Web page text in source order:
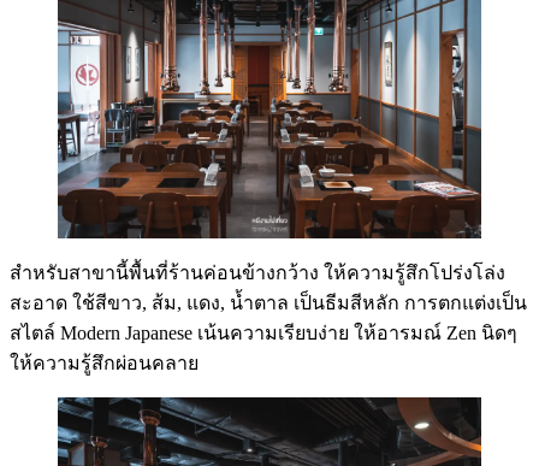
สำหรับสาขานี้พื้นที่ร้านค่อนข้างกว้าง ให้ความรู้สึกโปร่งโล่ง
สะอาด ใช้สีขาว, ส้ม, แดง, น้ำตาล เป็นธีมสีหลัก การตกแต่งเป็น
สไตล์ Modern Japanese เน้นความเรียบง่าย ให้อารมณ์ Zen นิดๆ
ให้ความรู้สึกผ่อนคลาย